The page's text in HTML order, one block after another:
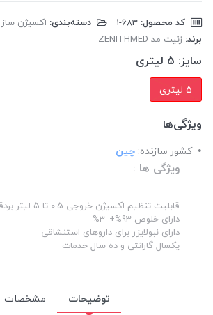
کد محصول: دسته‌بندی: اکسیژن ساز
برند: زنیت مد ZENITHMED
سایز: 5 لیتری
5 لیتری
ویژگی‌ها
کشور سازنده: چین
ویژگی ها :
قابلیت تنظیم اکسیژن خروجی 0.5 تا 5 لیتر بردقیقه
دارای خلوص 93%+_3%
دارای نبولایزر برای داروهای استنشاقی
یکسال گارانتی و ده سال خدمات
توضیحات مشخصات